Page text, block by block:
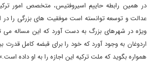
در همین رابطه حاییم اسیروفتیس، متخصص امور
عدالت و توسعه توانسته است موفقیت های بزرگی را در
ویژه در شهرهای بزرگ به دست آورد که این مساله می
اردوغان به وجود آورد که خود را برای قبضه کامل
همواره بگوید که ملت ترکیه این اجازه را به او داده است.»